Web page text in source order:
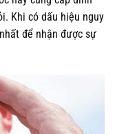
Khi có dấu hiệu nguy
để nhận được sự